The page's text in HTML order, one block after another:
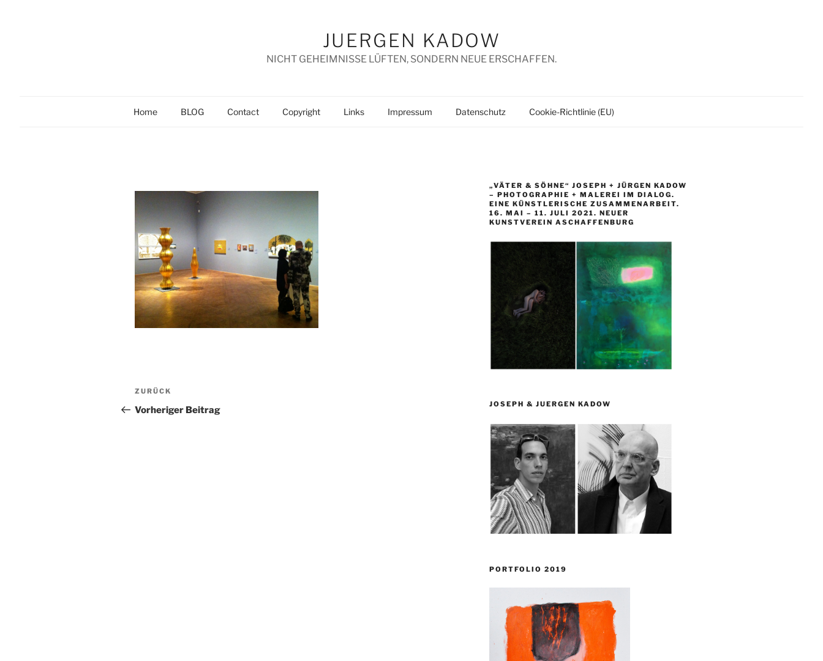
JUERGEN KADOW
NICHT GEHEIMNISSE LÜFTEN, SONDERN NEUE ERSCHAFFEN.
Home BLOG Contact Copyright Links Impressum Datenschutz Cookie-Richtlinie (EU)
Beitragsnavigation
Vorheriger
Beitrag
ZURÜCK
Vorheriger Beitrag
„VÄTER & SÖHNE“ JOSEPH + JÜRGEN KADOW
– PHOTOGRAPHIE + MALEREI IM DIALOG.
EINE KÜNSTLERISCHE ZUSAMMENARBEIT.
16. MAI – 11. JULI 2021. NEUER
KUNSTVEREIN ASCHAFFENBURG
JOSEPH & JUERGEN KADOW
PORTFOLIO 2019